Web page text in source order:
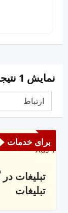
نمایش 1 نتیجه
برای خدمات
تبلیغات
تبلیغات